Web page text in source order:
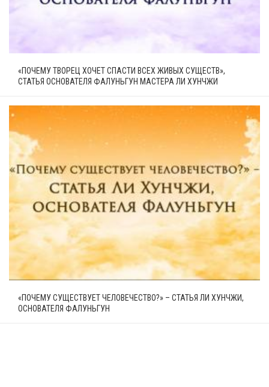
«ПОЧЕМУ ТВОРЕЦ ХОЧЕТ СПАСТИ ВСЕХ ЖИВЫХ СУЩЕСТВ»,
СТАТЬЯ ОСНОВАТЕЛЯ ФАЛУНЬГУН МАСТЕРА ЛИ ХУНЧЖИ
«ПОЧЕМУ СУЩЕСТВУЕТ ЧЕЛОВЕЧЕСТВО?» – СТАТЬЯ ЛИ ХУНЧЖИ,
ОСНОВАТЕЛЯ ФАЛУНЬГУН